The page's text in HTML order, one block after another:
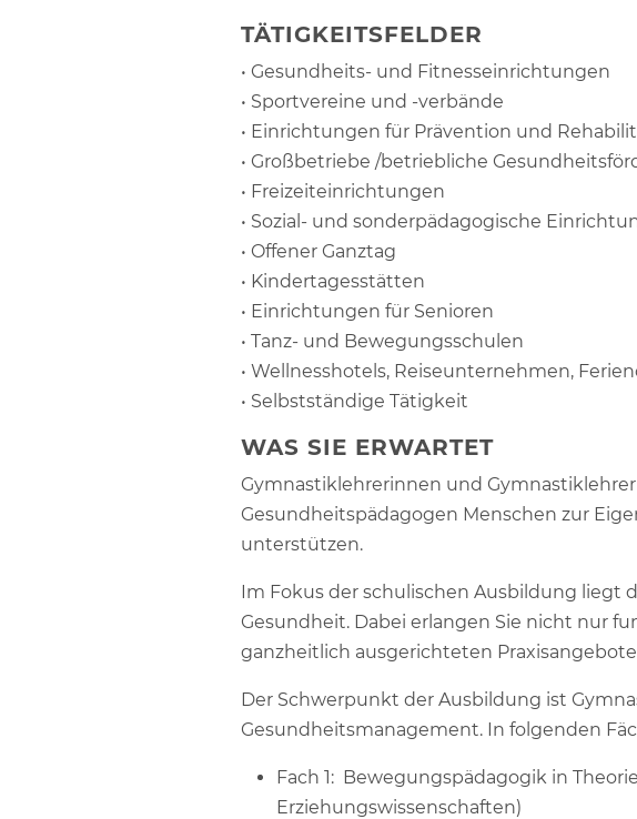
TÄTIGKEITSFELDER
• Gesundheits- und Fitnesseinrichtungen
• Sportvereine und -verbände
• Einrichtungen für Prävention und
• Großbetriebe /betriebliche
• Freizeiteinrichtungen
• Sozial- und sonderpädagogische
• Offener Ganztag
• Kindertagesstätten
• Einrichtungen für Senioren
• Tanz- und Bewegungsschulen
• Wellnesshotels, Reiseunternehmen,
• Selbstständige Tätigkeit
WAS SIE ERWARTET
Gymnastiklehrerinnen und
Gesundheitspädagogen Menschen zur
unterstützen.
Im Fokus der schulischen Ausbildung liegt
Gesundheit. Dabei erlangen Sie nicht nur
ganzheitlich ausgerichteten
Der Schwerpunkt der Ausbildung ist
Gesundheitsmanagement. In folgenden
Fach 1: Bewegungspädagogik in
Erziehungswissenschaften)